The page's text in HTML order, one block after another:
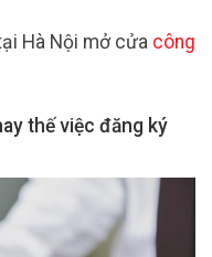
Hà Nội mở cửa công
thế việc đăng ký